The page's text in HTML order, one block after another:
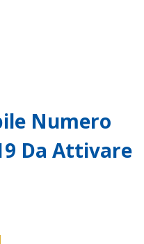
Numero
Da Attivare